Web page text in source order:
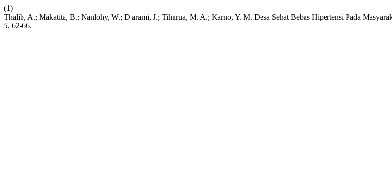
(1)
Thalib, A.; Makatita, B.; Nanlohy, W.; Djarami, J.; Tihurua, M. A.; Karno, Y. M. Desa Sehat Bebas Hipertensi Pada
5, 62-66.